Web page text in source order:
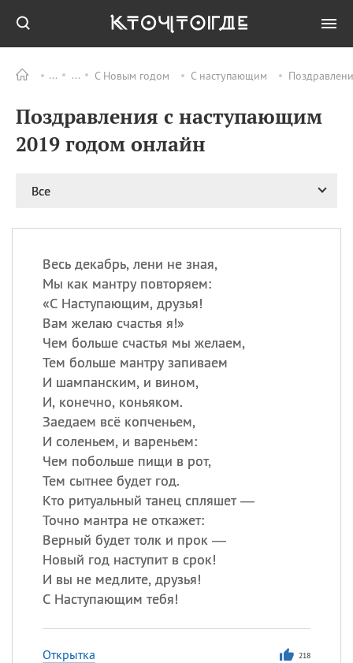
С Новым годом С наступающим
Поздравления с наступающим
2019 годом онлайн
Все
Весь декабрь, лени не зная,
Мы как мантру повторяем:
«С Наступающим, друзья!
Вам желаю счастья я!»
Чем больше счастья мы желаем,
Тем больше мантру запиваем
И шампанским, и вином,
И, конечно, коньяком.
Заедаем всё копченьем,
И соленьем, и вареньем:
Чем побольше пищи в рот,
Тем сытнее будет год.
Кто ритуальный танец спляшет —
Точно мантра не откажет:
Верный будет толк и прок —
Новый год наступит в срок!
И вы не медлите, друзья!
С Наступающим тебя!
Открытка 218
ПРАЗДНИКИ Все
09.08 День памяти
великомученика и
целителя Пантелеимона
Николая Чудотворца
11.08 День полета на
11.08 День Святой Клары —
покровительницы
Сегодня празднуют именины
Герман
Анфиса
Посмотреть значение
происхождение